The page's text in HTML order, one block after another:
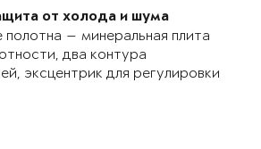
от холода и шума
полотна — минеральная плита
два контура
эксцентрик для регулировки